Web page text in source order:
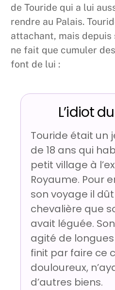
de Touride qui a lui
rendre au Palais.
attachant, mais
ne fait que cumuler
font de lui :
L’idiot
Touride était un
de 18 ans qui
petit village à
Royaume. Pour
son voyage il
chevalière que
avait léguée.
agité de
finit par faire ce
douloureux,
d’autres biens.